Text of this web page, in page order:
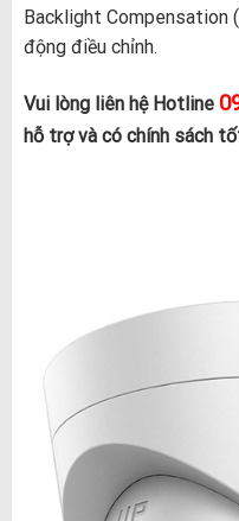
Backlight Compensation (
động điều chỉnh.
Vui lòng liên hệ Hotline
hỗ trợ và có chính sách